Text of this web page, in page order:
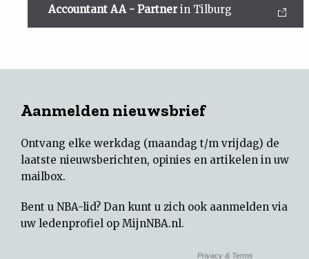
Accountant AA - Partner in Tilburg
Aanmelden nieuwsbrief
Ontvang elke werkdag (maandag t/m vrijdag) de
laatste nieuwsberichten, opinies en artikelen in uw
mailbox.
Bent u NBA-lid? Dan kunt u zich ook aanmelden via
uw ledenprofiel op MijnNBA.nl.